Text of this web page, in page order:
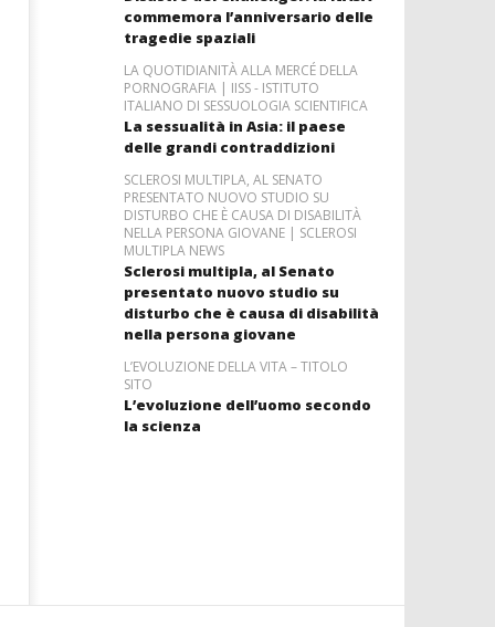
commemora l’anniversario delle
tragedie spaziali
LA QUOTIDIANITÀ ALLA MERCÉ DELLA
PORNOGRAFIA | IISS - ISTITUTO
ITALIANO DI SESSUOLOGIA SCIENTIFICA
La sessualità in Asia: il paese
delle grandi contraddizioni
SCLEROSI MULTIPLA, AL SENATO
PRESENTATO NUOVO STUDIO SU
DISTURBO CHE È CAUSA DI DISABILITÀ
NELLA PERSONA GIOVANE | SCLEROSI
MULTIPLA NEWS
Sclerosi multipla, al Senato
presentato nuovo studio su
disturbo che è causa di disabilità
nella persona giovane
L’EVOLUZIONE DELLA VITA – TITOLO
SITO
L’evoluzione dell’uomo secondo
la scienza